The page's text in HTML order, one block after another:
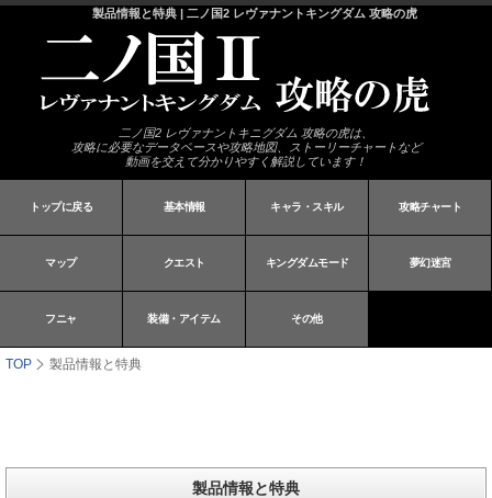
製品情報と特典 | 二ノ国2 レヴァナントキングダム 攻略の虎
二ノ国2 レヴァナントキニグダム 攻略の虎は、
攻略に必要なデータベースや攻略地図、ストーリーチャートなど
動画を交えて分かりやすく解説しています！
トップに戻る 基本情報 キャラ・スキル 攻略チャート
マップ クエスト キングダムモード 夢幻迷宮
フニャ 装備・アイテム その他
TOP 製品情報と特典
製品情報と特典